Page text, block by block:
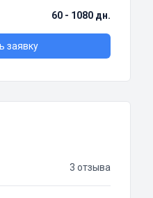
60 - 1080 дн.
заявку
3 отзыва